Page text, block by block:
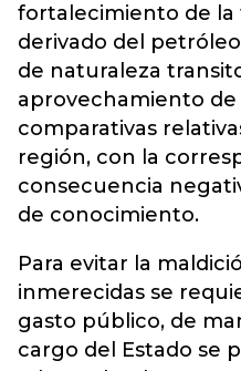
fortalecimiento de la
derivado del
de naturaleza
aprovechamiento de
comparativas
región, con la
consecuencia
de conocimiento.
Para evitar la
inmerecidas se
gasto público, de
cargo del Estado se